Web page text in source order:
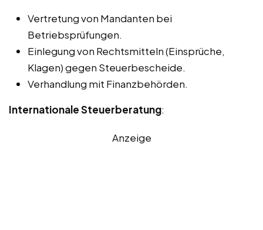
Vertretung von Mandanten bei
Betriebsprüfungen.
Einlegung von Rechtsmitteln (Einsprüche,
Klagen) gegen Steuerbescheide.
Verhandlung mit Finanzbehörden.
Internationale Steuerberatung:
Anzeige